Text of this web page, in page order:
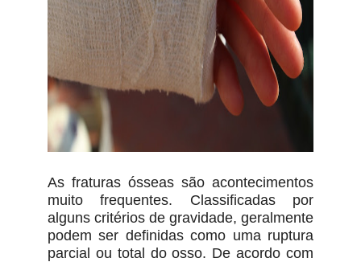
As fraturas ósseas são acontecimentos
muito frequentes. Classificadas por
alguns critérios de gravidade, geralmente
podem ser definidas como uma ruptura
parcial ou total do osso. De acordo com